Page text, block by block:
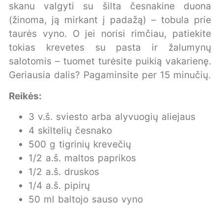
skanu valgyti su šilta česnakine duona
(žinoma, ją mirkant į padažą) – tobula prie
taurės vyno. O jei norisi rimčiau, patiekite
tokias krevetes su pasta ir žalumynų
salotomis – tuomet turėsite puikią vakarienę.
Geriausia dalis? Pagaminsite per 15 minučių.
Reikės:
3 v.š. sviesto arba alyvuogių aliejaus
4 skiltelių česnako
500 g tigrinių krevečių
1/2 a.š. maltos paprikos
1/2 a.š. druskos
1/4 a.š. pipirų
50 ml baltojo sauso vyno